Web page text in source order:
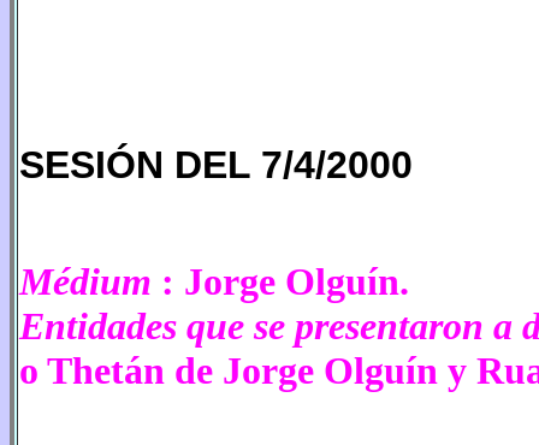
SESIÓN DEL 7/4/2000
Médium : Jorge Olguín.
Entidades que se presentaron a
o Thetán de Jorge Olguín y